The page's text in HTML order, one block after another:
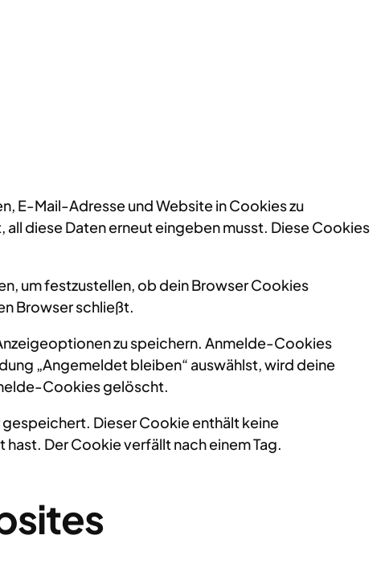
E-Mail-Adresse und Website in Cookies zu
diese Daten erneut eingeben musst. Diese Cookies
um festzustellen, ob dein Browser Cookies
Browser schließt.
zu speichern. Anmelde-Cookies
„Angemeldet bleiben“ auswählst, wird deine
Cookies gelöscht.
Dieser Cookie enthält keine
Der Cookie verfällt nach einem Tag.